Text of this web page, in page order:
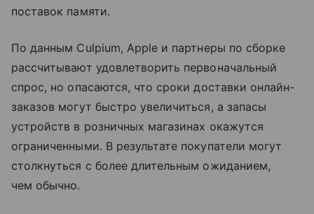
поставок памяти.
По данным Culpium, Apple и партнеры по сборке
рассчитывают удовлетворить первоначальный
спрос, но опасаются, что сроки доставки онлайн-
заказов могут быстро увеличиться, а запасы
устройств в розничных магазинах окажутся
ограниченными. В результате покупатели могут
столкнуться с более длительным ожиданием,
чем обычно.